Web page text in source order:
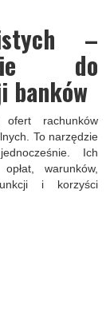
–
do
banków
rachunków
To narzędzie
Ich
warunków,
i korzyści